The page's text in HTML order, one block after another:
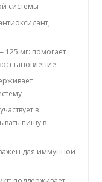
системы
125 мг: помогает
в
пищу в
для иммунной